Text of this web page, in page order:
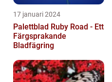
17 januari 2024
Palettblad Ruby Road - Ett
Färgsprakande
Bladfägring